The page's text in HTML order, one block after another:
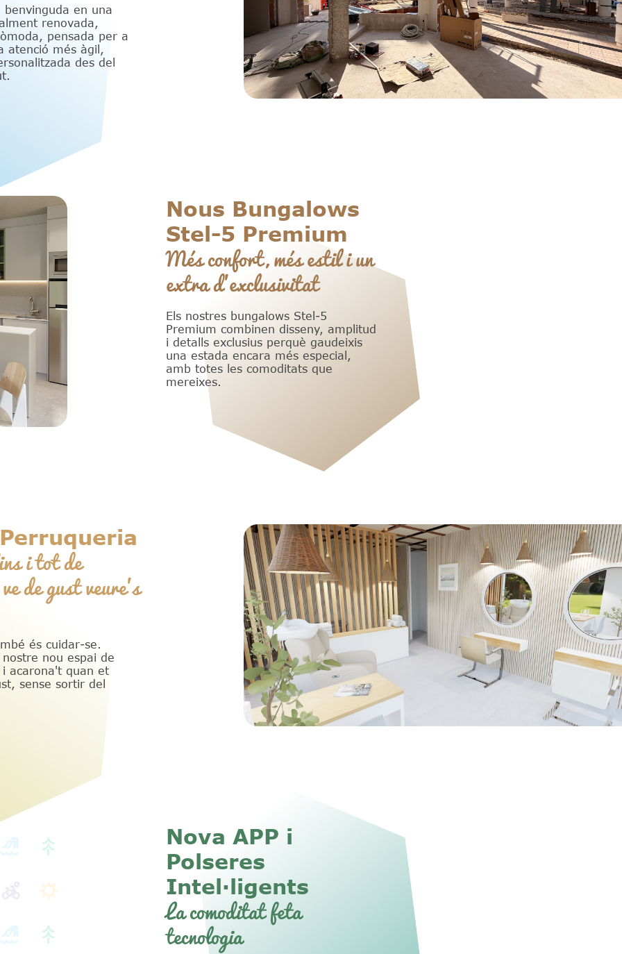
benvinguda en una
renovada,
pensada per a
atenció més àgil,
des del
Nous Bungalows
Stel-5 Premium
Més confort, més estil i un
extra d'exclusivitat
Els nostres bungalows Stel-5
Premium combinen disseny, amplitud
i detalls exclusius perquè gaudeixis
una estada encara més especial,
amb totes les comoditats que
mereixes.
i tot de
de gust veure's
és cuidar-se.
nou espai de
acarona't quan et
sense sortir del
Nova APP i
Polseres
Intel·ligents
La comoditat feta
tecnologia